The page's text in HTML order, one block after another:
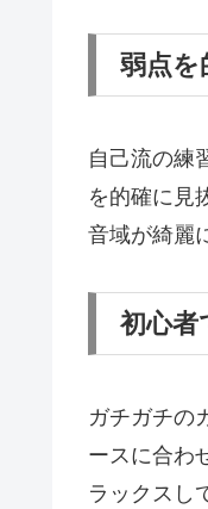
弱点を
自己流の練
を的確に見
音域が綺麗
初心者
ガチガチの
ースに合わ
ラックスし